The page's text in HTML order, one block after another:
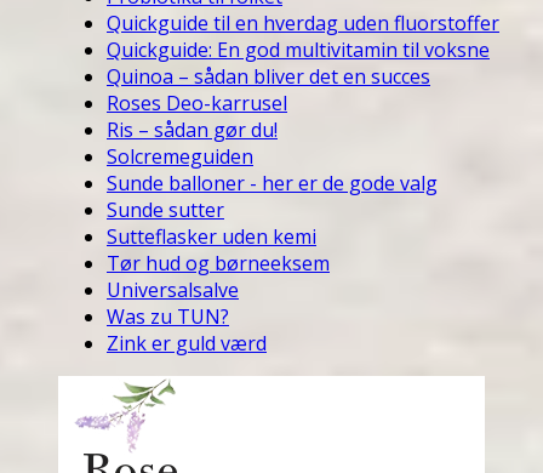
Quickguide til en hverdag uden fluorstoffer
Quickguide: En god multivitamin til voksne
Quinoa – sådan bliver det en succes
Roses Deo-karrusel
Ris – sådan gør du!
Solcremeguiden
Sunde balloner - her er de gode valg
Sunde sutter
Sutteflasker uden kemi
Tør hud og børneeksem
Universalsalve
Was zu TUN?
Zink er guld værd